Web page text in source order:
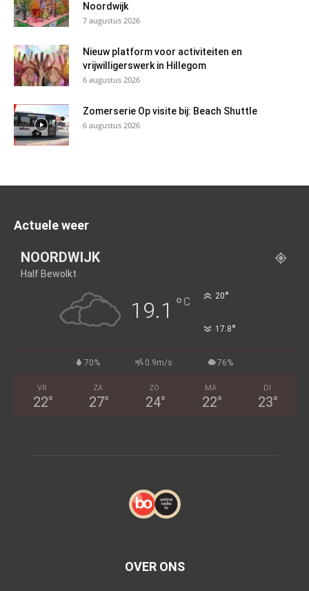
Noordwijk
7 augustus 2026
Nieuw platform voor activiteiten en
vrijwilligerswerk in Hillegom
6 augustus 2026
Zomerserie Op visite bij: Beach Shuttle
6 augustus 2026
Actuele weer
NOORDWIJK
Half Bewolkt
19.1 °C 20°
17.8°
70% 0.9m/s 76%
VR
22°
ZA
27°
ZO
24°
MA
22°
DI
23°
OVER ONS